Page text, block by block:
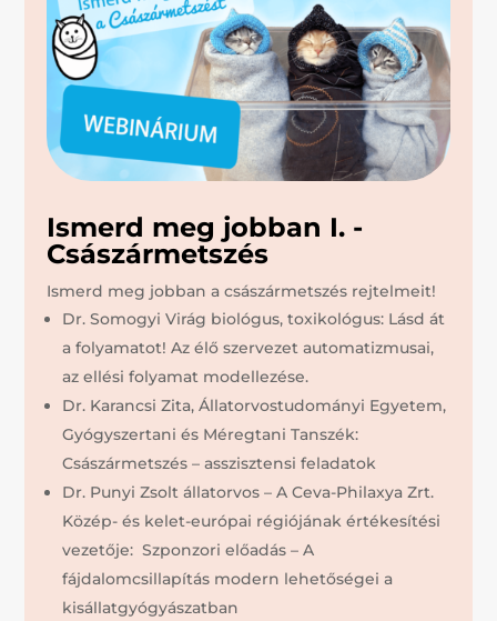
Ismerd meg jobban I. -
Császármetszés
Ismerd meg jobban a császármetszés rejtelmeit!
Dr. Somogyi Virág biológus, toxikológus: Lásd át
a folyamatot! Az élő szervezet automatizmusai,
az ellési folyamat modellezése.
Dr. Karancsi Zita, Állatorvostudományi Egyetem,
Gyógyszertani és Méregtani Tanszék:
Császármetszés – asszisztensi feladatok
Dr. Punyi Zsolt állatorvos – A Ceva-Philaxya Zrt.
Közép- és kelet-európai régiójának értékesítési
vezetője: Szponzori előadás – A
fájdalomcsillapítás modern lehetőségei a
kisállatgyógyászatban